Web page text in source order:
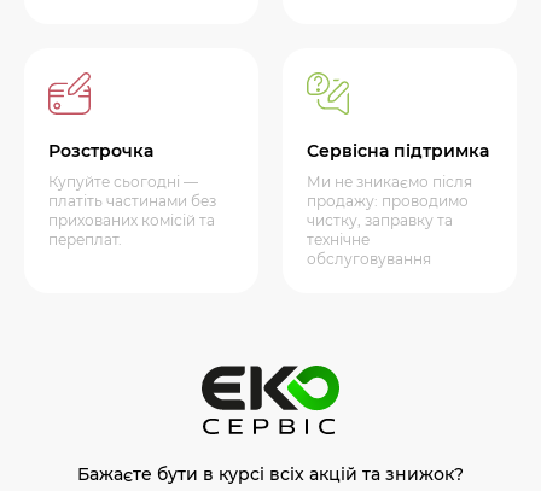
Розстрочка
Купуйте сьогодні —
платіть частинами без
прихованих комісій та
переплат.
Сервісна підтримка
Ми не зникаємо після
продажу: проводимо
чистку, заправку та
технічне
обслуговування
Бажаєте бути в курсі всіх акцій та знижок?